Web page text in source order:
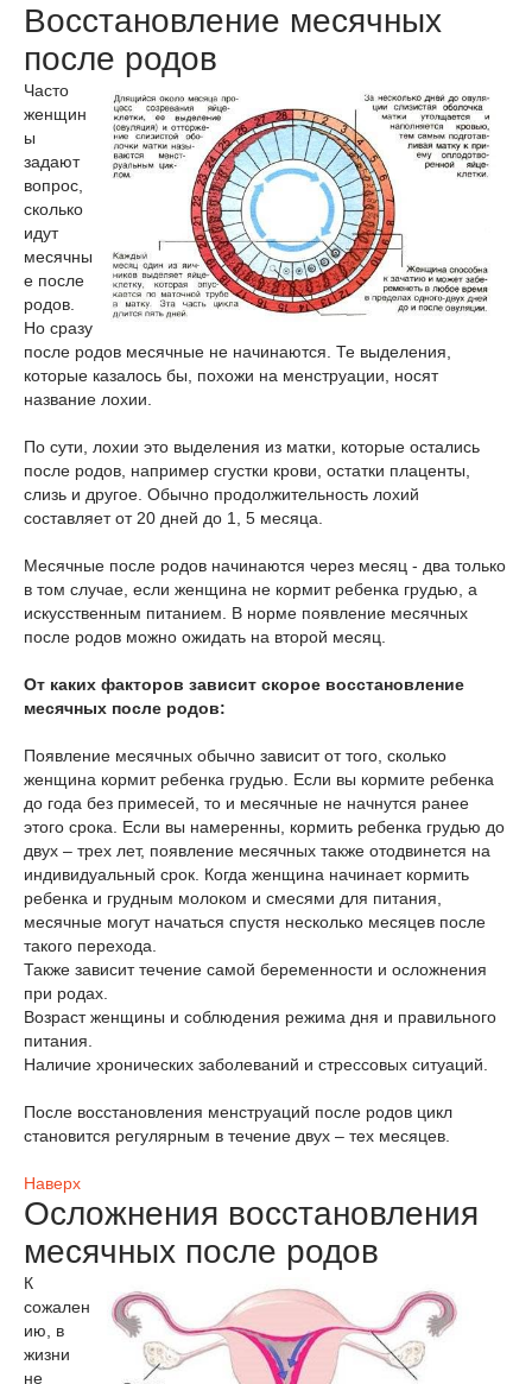
Восстановление месячных
после родов
Часто
женщин
ы
задают
вопрос,
сколько
идут
месячны
е после
родов.
Но сразу
после родов месячные не начинаются. Те выделения,
которые казалось бы, похожи на менструации, носят
название лохии.
По сути, лохии это выделения из матки, которые остались
после родов, например сгустки крови, остатки плаценты,
слизь и другое. Обычно продолжительность лохий
составляет от 20 дней до 1, 5 месяца.
Месячные после родов начинаются через месяц - два только
в том случае, если женщина не кормит ребенка грудью, а
искусственным питанием. В норме появление месячных
после родов можно ожидать на второй месяц.
От каких факторов зависит скорое восстановление
месячных после родов:
Появление месячных обычно зависит от того, сколько
женщина кормит ребенка грудью. Если вы кормите ребенка
до года без примесей, то и месячные не начнутся ранее
этого срока. Если вы намеренны, кормить ребенка грудью до
двух – трех лет, появление месячных также отодвинется на
индивидуальный срок. Когда женщина начинает кормить
ребенка и грудным молоком и смесями для питания,
месячные могут начаться спустя несколько месяцев после
такого перехода.
Также зависит течение самой беременности и осложнения
при родах.
Возраст женщины и соблюдения режима дня и правильного
питания.
Наличие хронических заболеваний и стрессовых ситуаций.
После восстановления менструаций после родов цикл
становится регулярным в течение двух – тех месяцев.
Наверх
Осложнения восстановления
месячных после родов
К
сожален
ию, в
жизни
не